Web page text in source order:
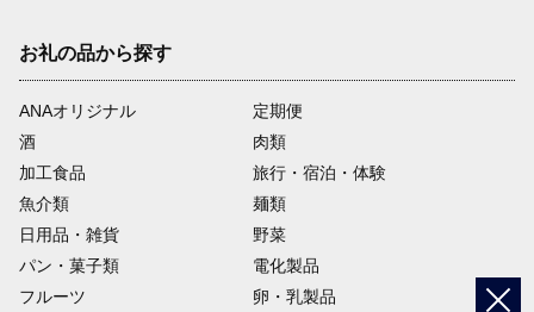
お礼の品から探す
ANAオリジナル
定期便
酒
肉類
加工食品
旅行・宿泊・体験
魚介類
麺類
日用品・雑貨
野菜
パン・菓子類
電化製品
フルーツ
卵・乳製品